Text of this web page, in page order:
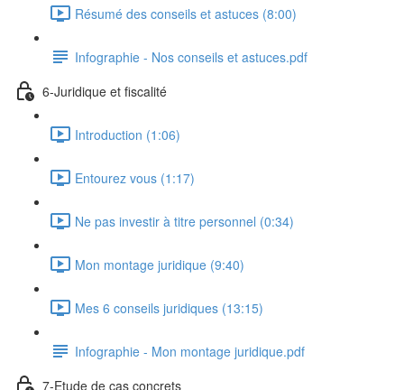
Résumé des conseils et astuces (8:00)
Infographie - Nos conseils et astuces.pdf
6-Juridique et fiscalité
Introduction (1:06)
Entourez vous (1:17)
Ne pas investir à titre personnel (0:34)
Mon montage juridique (9:40)
Mes 6 conseils juridiques (13:15)
Infographie - Mon montage juridique.pdf
7-Etude de cas concrets